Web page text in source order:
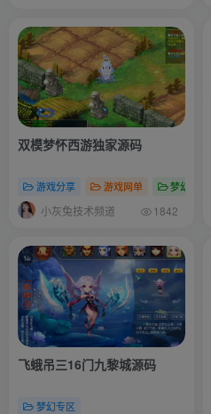
双模梦怀西游独家源码
游戏分享 游戏网单 梦幻网单
小灰兔技术频道 1842
飞蛾吊三16门九黎城源码
梦幻专区